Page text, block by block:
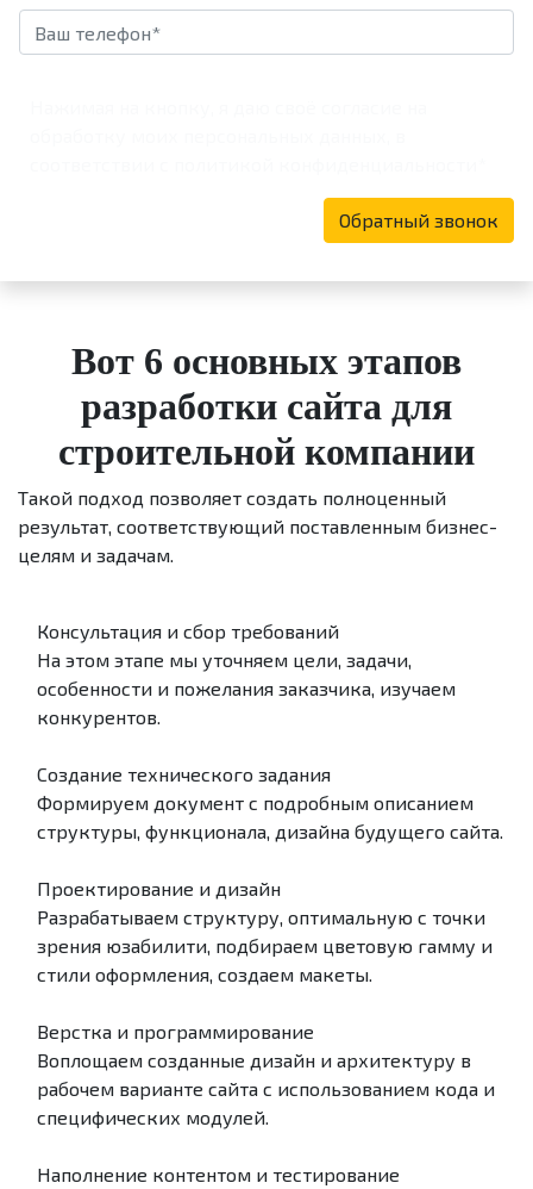
Обратный звонок
Вот 6 основных этапов
разработки сайта для
строительной компании
Такой подход позволяет создать полноценный
результат, соответствующий поставленным бизнес-
целям и задачам.
Консультация и сбор требований
На этом этапе мы уточняем цели, задачи,
особенности и пожелания заказчика, изучаем
конкурентов.
Создание технического задания
Формируем документ с подробным описанием
структуры, функционала, дизайна будущего сайта.
Проектирование и дизайн
Разрабатываем структуру, оптимальную с точки
зрения юзабилити, подбираем цветовую гамму и
стили оформления, создаем макеты.
Верстка и программирование
Воплощаем созданные дизайн и архитектуру в
рабочем варианте сайта с использованием кода и
специфических модулей.
Наполнение контентом и тестирование